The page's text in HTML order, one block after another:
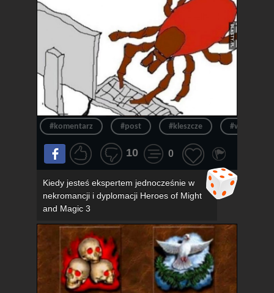
#komentarz #post #kleszcze #wpis
10 0
Kiedy jesteś ekspertem jednocześnie w
nekromancji i dyplomacji Heroes of Might
and Magic 3